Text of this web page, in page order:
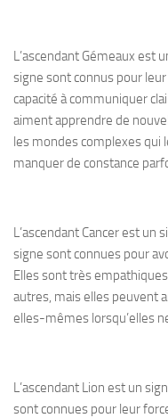
L’ascendant Gémeaux est
signe sont connus pour
capacité à communiquer
aiment apprendre de
les mondes complexes qui
manquer de constance
L’ascendant Cancer est un
signe sont connues pour
Elles sont très
autres, mais elles peuvent
elles-mêmes lorsqu’elles
L’ascendant Lion est un
sont connues pour leur